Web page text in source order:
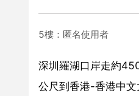
5樓：匿名使用者
深圳羅湖口岸走約
公尺到香港-香港中文